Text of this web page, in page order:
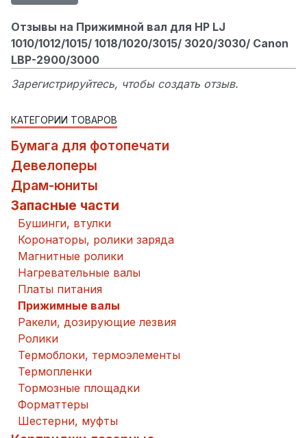
Отзывы на Прижимной вал для HP LJ
1010/1012/1015/ 1018/1020/3015/ 3020/3030/ Canon
LBP-2900/3000
Зарегистрируйтесь, чтобы создать отзыв.
КАТЕГОРИИ ТОВАРОВ
Бумага для фотопечати
Девелоперы
Драм-юниты
Запасные части
Бушинги, втулки
Коронаторы, ролики заряда
Магнитные ролики
Нагревательные валы
Платы питания
Прижимные валы
Ракели, дозирующие лезвия
Ролики
Термоблоки, термоэлементы
Термопленки
Тормозные площадки
Форматтеры
Шестерни, муфты